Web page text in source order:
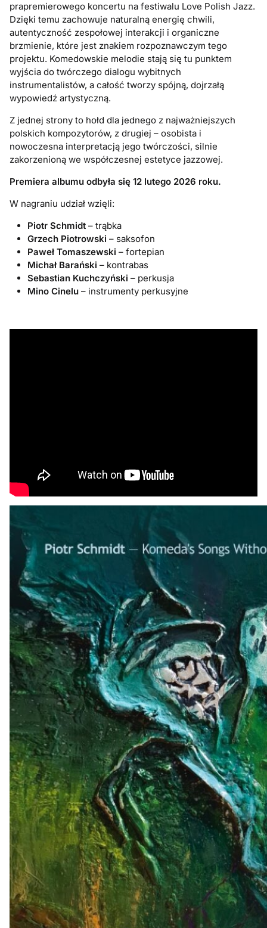
prapremierowego koncertu na festiwalu Love Polish Jazz.
Dzięki temu zachowuje naturalną energię chwili,
autentyczność zespołowej interakcji i organiczne
brzmienie, które jest znakiem rozpoznawczym tego
projektu. Komedowskie melodie stają się tu punktem
wyjścia do twórczego dialogu wybitnych
instrumentalistów, a całość tworzy spójną, dojrzałą
wypowiedź artystyczną.
Z jednej strony to hołd dla jednego z najważniejszych
polskich kompozytorów, z drugiej – osobista i
nowoczesna interpretacją jego twórczości, silnie
zakorzenioną we współczesnej estetyce jazzowej.
Premiera albumu odbyła się 12 lutego 2026 roku.
W nagraniu udział wzięli:
Piotr Schmidt – trąbka
Grzech Piotrowski – saksofon
Paweł Tomaszewski – fortepian
Michał Barański – kontrabas
Sebastian Kuchczyński – perkusja
Mino Cinelu– instrumenty perkusyjne